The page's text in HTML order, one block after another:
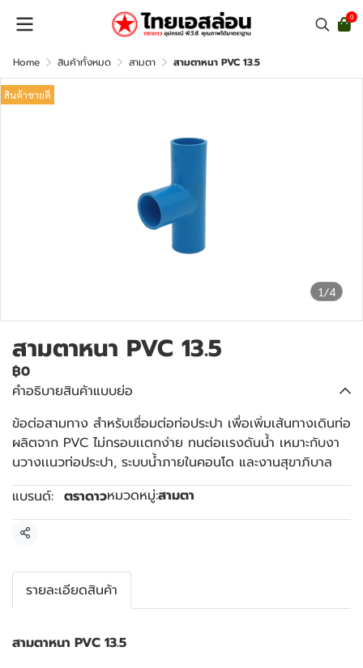
0
Home สินค้าทั้งหมด สามตา สามตาหนา PVC 13.5
1/4
สินค้าขายดี
สามตาหนา PVC 13.5
฿0
คำอธิบายสินค้าแบบย่อ
ข้อต่อสามทาง สำหรับเชื่อมต่อท่อประปา เพื่อเพิ่มเส้นทางเดินท่อ
ผลิตจาก PVC ไม่กรอบเเตกง่าย ทนต่อเเรงดันน้ำ เหมาะกับงา
นวางเเนวท่อประปา, ระบบน้ำภายในคอนโด และงานสุขาภิบาล
แบรนด์: ตราดาวหมวดหมู่:สามตา
แชร์
รายละเอียดสินค้า
สามตาหนา PVC 13.5